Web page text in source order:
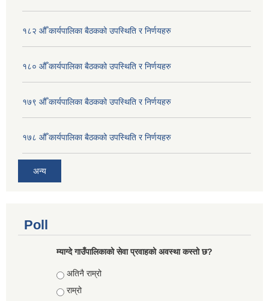
१८२ औँ कार्यपालिका बैठकको उपस्थिति र निर्णयहरु
१८० औँ कार्यपालिका बैठकको उपस्थिति र निर्णयहरु
१७९ औँ कार्यपालिका बैठकको उपस्थिति र निर्णयहरु
१७८ औँ कार्यपालिका बैठकको उपस्थिति र निर्णयहरु
अन्य
Poll
म्याग्दे गाउँपालिकाको सेवा प्रवाहको अवस्था कस्तो छ?
Choices
अतिनै राम्रो
राम्रो